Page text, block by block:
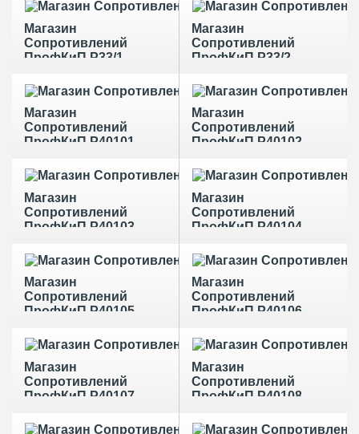
Магазин
Сопротивлений
ПрофКиП Р33/1
Магазин
Сопротивлений
ПрофКиП Р33/2
Магазин
Сопротивлений
ПрофКиП Р40101
Магазин
Сопротивлений
ПрофКиП Р40102
Магазин
Сопротивлений
ПрофКиП Р40103
Магазин
Сопротивлений
ПрофКиП Р40104
Магазин
Сопротивлений
ПрофКиП Р40105
Магазин
Сопротивлений
ПрофКиП Р40106
Магазин
Сопротивлений
ПрофКиП Р40107
Магазин
Сопротивлений
ПрофКиП Р40108